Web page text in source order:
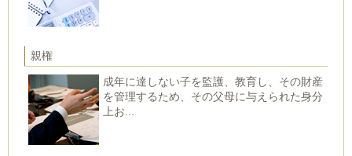
親権
成年に達しない子を監護、教育し、その財産
を管理するため、その父母に与えられた身分
上お...